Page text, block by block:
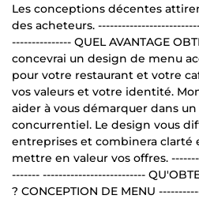
Les conceptions décentes
des acheteurs.
--------------- QUEL AVANTAGE
concevrai un design de menu
pour votre restaurant et votre
vos valeurs et votre identité.
aider à vous démarquer dans
concurrentiel. Le design vous
entreprises et combinera clarté
mettre en valeur vos offres.
------- --------------------------
? CONCEPTION DE MENU